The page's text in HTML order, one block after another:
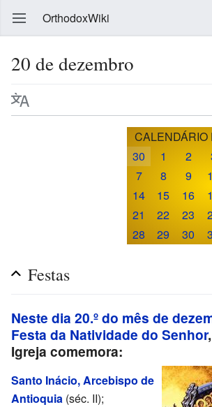
OrthodoxWiki
20 de dezembro
30
1 2
7
8 9
14
15 16
21
22 23
28
29 30
Festas
Neste dia 20.º do mês de
Festa da Natividade do Senhor
Igreja comemora:
Santo Inácio, Arcebispo de
Antioquia (séc. II);